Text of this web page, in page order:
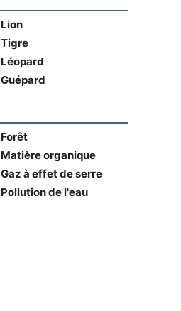
Lion
Tigre
Léopard
Guépard
Forêt
Matière organique
Gaz à effet de serre
Pollution de l'eau